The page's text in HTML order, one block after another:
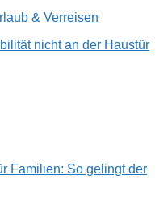
& Verreisen
nicht an der Haustür
Familien: So gelingt der